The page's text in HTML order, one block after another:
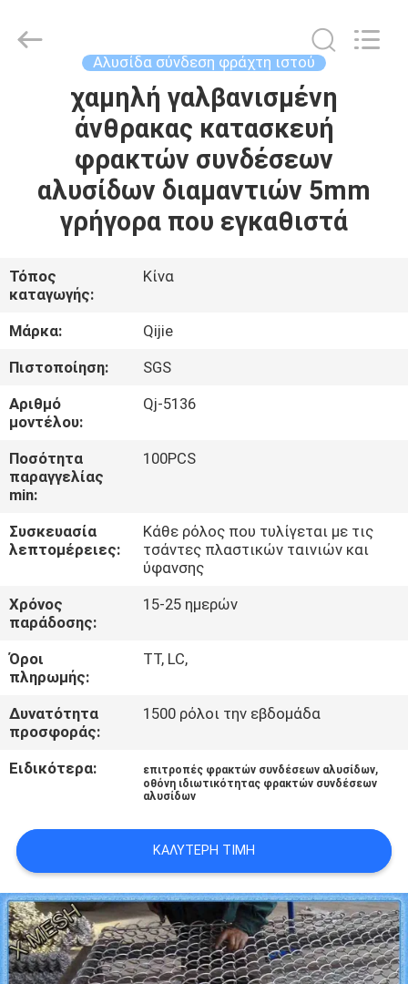
ΠΡΟΪΌΝΤΑ
ΠΕΡΊΠΟΥ
ΕΜΕΊΣ
ΓΎΡΟΣ
ΕΡΓΟΣΤΑΣΊΩΝ
ΠΟΙΟΤΙΚΌΣ
ΈΛΕΓΧΟΣ
ΜΑΣ
ΣΕ
ΜΕ
ΖΗΤΉΣΤΕ
ΈΝΑ
ΑΠΌΣΠΑΣΜΑ
SITEMAP
PRIVACY
POLICY
MFG
Αλυσίδα σύνδεση φράχτη ιστού
χαμηλή γαλβανισμένη
άνθρακας κατασκευή
φρακτών συνδέσεων
αλυσίδων διαμαντιών 5mm
γρήγορα που εγκαθιστά
Τόπος
καταγωγής:
Κίνα
Μάρκα:
Qijie
Πιστοποίηση:
SGS
Αριθμό
μοντέλου:
Qj-5136
Ποσότητα
παραγγελίας
min:
100PCS
Συσκευασία
λεπτομέρειες:
Κάθε ρόλος που τυλίγεται με τις
τσάντες πλαστικών ταινιών και
ύφανσης
Χρόνος
παράδοσης:
15-25 ημερών
Όροι
πληρωμής:
TT, LC,
Δυνατότητα
προσφοράς:
1500 ρόλοι την εβδομάδα
Ειδικότερα: επιτροπές φρακτών συνδέσεων αλυσίδων,
οθόνη ιδιωτικότητας φρακτών συνδέσεων
αλυσίδων
ΚΑΛΎΤΕΡΗ ΤΙΜΉ